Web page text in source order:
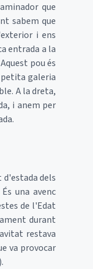
que
sabem que
i ens
entrada a la
pou és
petita galeria
A la dreta,
i anem per
d'estada dels
una avenc
de l'Edat
durant
restava
va provocar